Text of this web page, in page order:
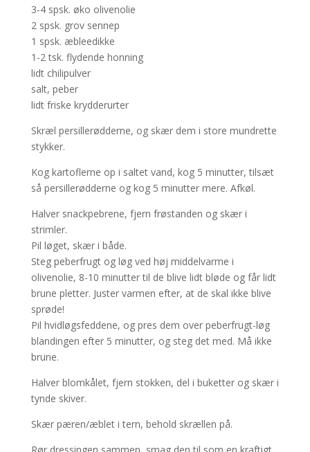
3-4 spsk. øko olivenolie
2 spsk. grov sennep
1 spsk. æbleedikke
1-2 tsk. flydende honning
lidt chilipulver
salt, peber
lidt friske krydderurter
Skræl persillerødderne, og skær dem i store mundrette
stykker.
Kog kartoflerne op i saltet vand, kog 5 minutter, tilsæt
så persillerødderne og kog 5 minutter mere. Afkøl.
Halver snackpebrene, fjern frøstanden og skær i
strimler.
Pil løget, skær i både.
Steg peberfrugt og løg ved høj middelvarme i
olivenolie, 8-10 minutter til de blive lidt bløde og får lidt
brune pletter. Juster varmen efter, at de skal ikke blive
sprøde!
Pil hvidløgsfeddene, og pres dem over peberfrugt-løg
blandingen efter 5 minutter, og steg det med. Må ikke
brune.
Halver blomkålet, fjern stokken, del i buketter og skær i
tynde skiver.
Skær pæren/æblet i tern, behold skrællen på.